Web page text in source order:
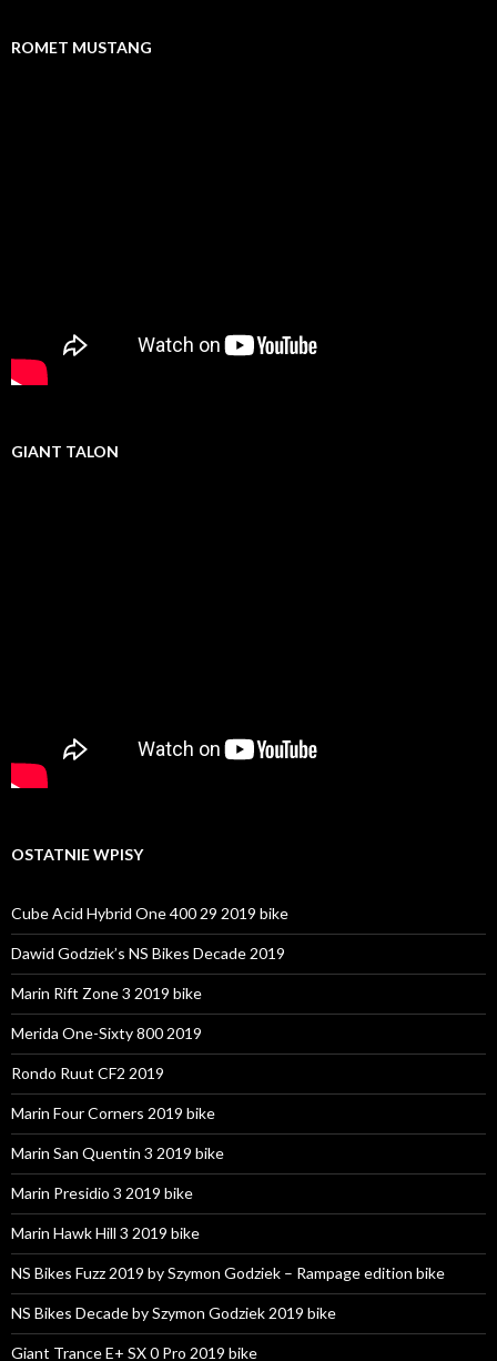
ROMET MUSTANG
GIANT TALON
OSTATNIE WPISY
Cube Acid Hybrid One 400 29 2019 bike
Dawid Godziek’s NS Bikes Decade 2019
Marin Rift Zone 3 2019 bike
Merida One-Sixty 800 2019
Rondo Ruut CF2 2019
Marin Four Corners 2019 bike
Marin San Quentin 3 2019 bike
Marin Presidio 3 2019 bike
Marin Hawk Hill 3 2019 bike
NS Bikes Fuzz 2019 by Szymon Godziek – Rampage edition bike
NS Bikes Decade by Szymon Godziek 2019 bike
Giant Trance E+ SX 0 Pro 2019 bike